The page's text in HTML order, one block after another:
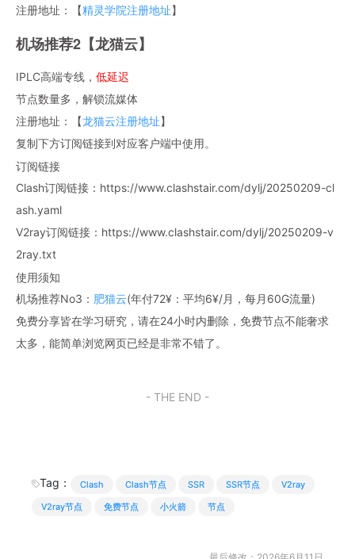
注册地址：【精灵学院注册地址】
机场推荐2【龙猫云】
IPLC高端专线， 低延迟
节点数量多，解锁流媒体
注册地址：【龙猫云注册地址】
复制下方订阅链接到对应客户端中使用。
订阅链接
Clash订阅链接：https://www.clashstair.com/dylj/20250209-cl
ash.yaml
V2ray订阅链接：https://www.clashstair.com/dylj/20250209-v
2ray.txt
使用须知
机场推荐No3： 肥猫云(年付72¥：平均6¥/月，每月60G流量)
免费分享皆在学习研究，请在24小时内删除，免费节点不能奢求
太多，能简单浏览网页已经是非常不错了。
- THE END -
Tag： Clash Clash节点 SSR SSR节点
V2ray
V2ray节点
免费节点 小火箭 节点